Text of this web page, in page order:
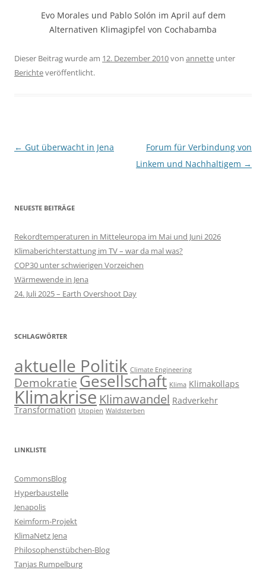
Evo Morales und Pablo Solón im April auf dem
Alternativen Klimagipfel von Cochabamba
https://zp-pdl.com/get-quick-online-payday-loan-now.php
Dieser Beitrag wurde am 12. Dezember 2010von annette unter
Berichteveröffentlicht.
Beitragsnavigation
← Gut überwacht in Jena
Forum für Verbindung von
Linkem und Nachhaltigem →
NEUESTE BEITRÄGE
Rekordtemperaturen in Mitteleuropa im Mai und Juni 2026
Klimaberichterstattung im TV – war da mal was?
COP30 unter schwierigen Vorzeichen
Wärmewende in Jena
24. Juli 2025 – Earth Overshoot Day
SCHLAGWÖRTER
aktuelle Politik Climate Engineering
DemokratieGesellschaft Klima Klimakollaps
Klimakrise Klimawandel Radverkehr
Transformation Utopien Waldsterben
LINKLISTE
CommonsBlog
Hyperbaustelle
Jenapolis
Keimform-Projekt
KlimaNetz Jena
Philosophenstübchen-Blog
Tanjas Rumpelburg